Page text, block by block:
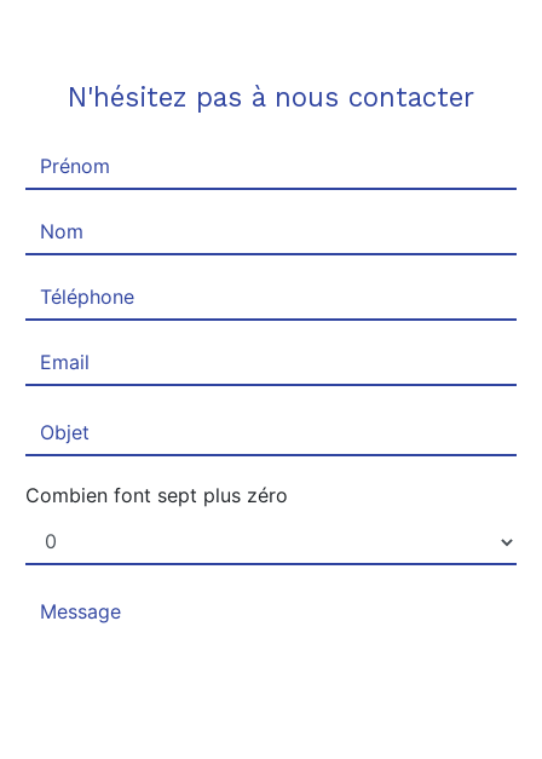
N'hésitez pas à nous contacter
Combien font sept plus zéro